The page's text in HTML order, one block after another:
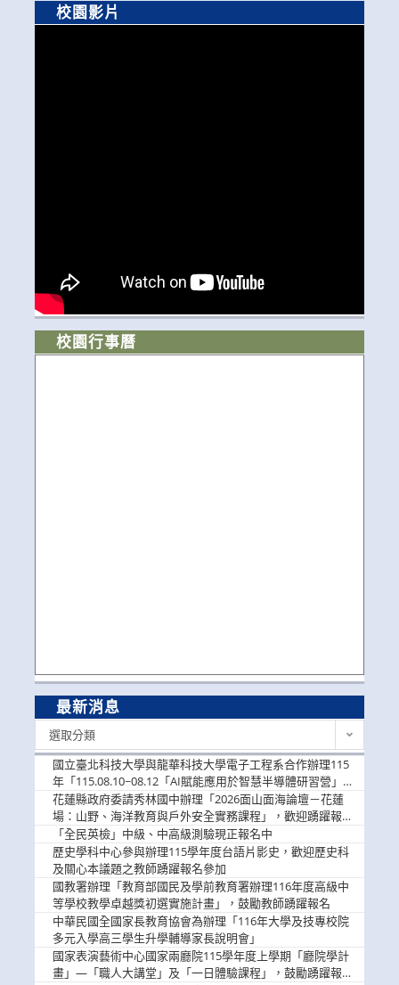
校園影片
校園行事曆
最新消息
選取分類
國立臺北科技大學與龍華科技大學電子工程系合作辦理115
年「115.08.10~08.12「AI賦能應用於智慧半導體研習營」，
歡迎學生踴躍報名參加
花蓮縣政府委請秀林國中辦理「2026面山面海論壇－花蓮
場：山野、海洋教育與戶外安全實務課程」，歡迎踴躍報名
參加
「全民英檢」中級、中高級測驗現正報名中
歷史學科中心參與辦理115學年度台語片影史，歡迎歷史科
及關心本議題之教師踴躍報名參加
國教署辦理「教育部國民及學前教育署辦理116年度高級中
等學校教學卓越獎初選實施計畫」，鼓勵教師踴躍報名
中華民國全國家長教育協會為辦理「116年大學及技專校院
多元入學高三學生升學輔導家長說明會」
國家表演藝術中心國家兩廳院115學年度上學期「廳院學計
畫」—「職人大講堂」及「一日體驗課程」，鼓勵踴躍報名